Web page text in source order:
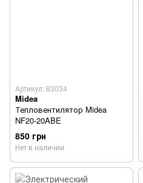
Артикул: 83034
Midea
Тепловентилятор Midea
NF20-20ABE
850 грн
Нет в наличии